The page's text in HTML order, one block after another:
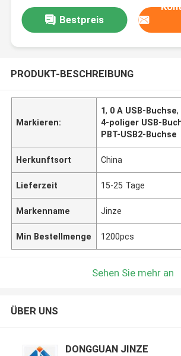
Bestpreis
PRODUKT-BESCHREIBUNG
Markieren:
1, 0 A USB-Buchse,
4-poliger USB-
PBT-USB2-Buchse
Herkunftsort China
Lieferzeit 15-25 Tage
Markenname Jinze
Min Bestellmenge 1200pcs
Sehen Sie mehr an
ÜBER UNS
DONGGUAN JINZE